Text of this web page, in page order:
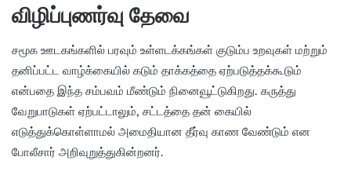
விழிப்புணர்வு தேவை
சமூக ஊடகங்களில் பரவும் உள்ளடக்கங்கள் குடும்ப உறவுகள் மற்றும்
தனிப்பட்ட வாழ்க்கையில் கடும் தாக்கத்தை ஏற்படுத்தக்கூடும்
என்பதை இந்த சம்பவம் மீண்டும் நினைவூட்டுகிறது. கருத்து
வேறுபாடுகள் ஏற்பட்டாலும், சட்டத்தை தன் கையில்
எடுத்துக்கொள்ளாமல் அமைதியான தீர்வு காண வேண்டும் என
போலீசார் அறிவுறுத்துகின்றனர்.